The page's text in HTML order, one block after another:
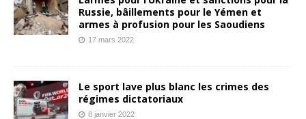
Russie, bâillements pour le Yémen et
armes à profusion pour les Saoudiens
17 mars 2022
Le sport lave plus blanc les crimes des
régimes dictatoriaux
8 janvier 2022